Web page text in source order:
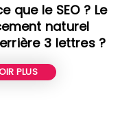
que le SEO ? Le
naturel
3 lettres ?
PLUS